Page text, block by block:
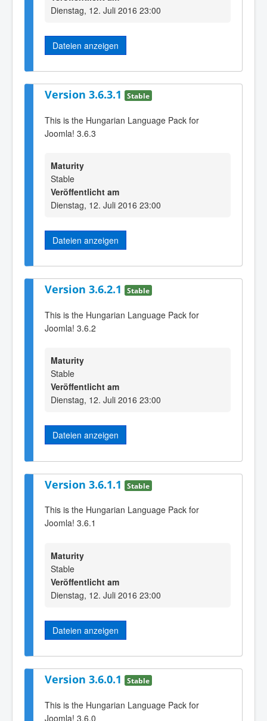
Dienstag, 12. Juli 2016 23:00
Dateien anzeigen
Version 3.6.3.1 Stable
This is the Hungarian Language Pack for
Joomla! 3.6.3
Maturity
Stable
Veröffentlicht am
Dienstag, 12. Juli 2016 23:00
Dateien anzeigen
Version 3.6.2.1 Stable
This is the Hungarian Language Pack for
Joomla! 3.6.2
Maturity
Stable
Veröffentlicht am
Dienstag, 12. Juli 2016 23:00
Dateien anzeigen
Version 3.6.1.1 Stable
This is the Hungarian Language Pack for
Joomla! 3.6.1
Maturity
Stable
Veröffentlicht am
Dienstag, 12. Juli 2016 23:00
Dateien anzeigen
Version 3.6.0.1 Stable
This is the Hungarian Language Pack for
Joomla! 3.6.0